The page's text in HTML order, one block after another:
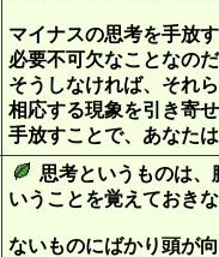
マイナスの思考を手放
必要不可欠なことなの
そうしなければ、それ
相応する現象を引き寄
手放すことで、あなた
思考というものは、
いうことを覚えておき
ないものにばかり頭が